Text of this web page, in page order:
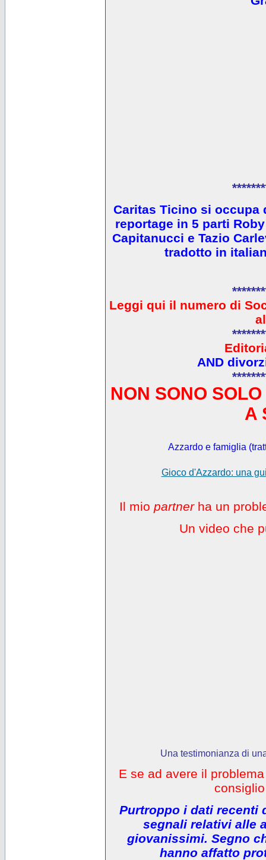
Caritas Ticino si occupa
reportage in 5 parti
Capitanucci e Tazio
tradotto in
Leggi qui il numero di
AND
NON SONO
A
Azzardo e famiglia
Gioco d'Azzardo: una
Il mio partnerha un
Un video che
Una testimonianza di
E se ad avere il
Purtroppo i dati recenti
segnali relativi alle
giovanissimi. Segno
hanno affatto